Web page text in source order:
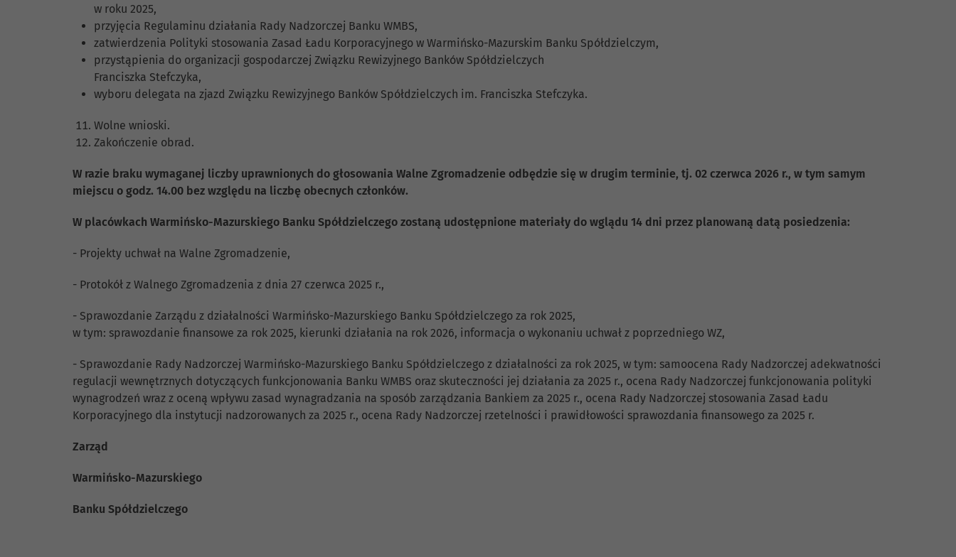
w roku 2025,
przyjęcia Regulaminu działania Rady Nadzorczej Banku WMBS,
zatwierdzenia Polityki stosowania Zasad Ładu Korporacyjnego w Warmińsko-Mazurskim Banku Spółdzielczym,
przystąpienia do organizacji gospodarczej Związku Rewizyjnego Banków Spółdzielczych
Franciszka Stefczyka,
wyboru delegata na zjazd Związku Rewizyjnego Banków Spółdzielczych im. Franciszka Stefczyka.
Wolne wnioski.
Zakończenie obrad.
W razie braku wymaganej liczby uprawnionych do głosowania Walne Zgromadzenie odbędzie się w drugim terminie, tj. 02 czerwca 2026 r., w tym samym
miejscu o godz. 14.00 bez względu na liczbę obecnych członków.
W placówkach Warmińsko-Mazurskiego Banku Spółdzielczego zostaną udostępnione materiały do wglądu 14 dni przez planowaną datą posiedzenia:
- Projekty uchwał na Walne Zgromadzenie,
- Protokół z Walnego Zgromadzenia z dnia 27 czerwca 2025 r.,
- Sprawozdanie Zarządu z działalności Warmińsko-Mazurskiego Banku Spółdzielczego za rok 2025,
w tym: sprawozdanie finansowe za rok 2025, kierunki działania na rok 2026, informacja o wykonaniu uchwał z poprzedniego WZ,
- Sprawozdanie Rady Nadzorczej Warmińsko-Mazurskiego Banku Spółdzielczego z działalności za rok 2025, w tym: samoocena Rady Nadzorczej adekwatności
regulacji wewnętrznych dotyczących funkcjonowania Banku WMBS oraz skuteczności jej działania za 2025 r., ocena Rady Nadzorczej funkcjonowania polityki
wynagrodzeń wraz z oceną wpływu zasad wynagradzania na sposób zarządzania Bankiem za 2025 r., ocena Rady Nadzorczej stosowania Zasad Ładu
Korporacyjnego dla instytucji nadzorowanych za 2025 r., ocena Rady Nadzorczej rzetelności i prawidłowości sprawozdania finansowego za 2025 r.
Zarząd
Warmińsko-Mazurskiego
Banku Spółdzielczego